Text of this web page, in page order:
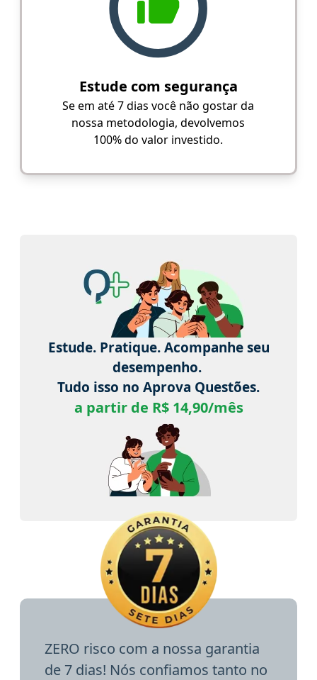
Estude com segurança
Se em até 7 dias você não gostar da
nossa metodologia, devolvemos
100% do valor investido.
Estude. Pratique. Acompanhe seu
desempenho.
Tudo isso no Aprova Questões.
a partir de R$ 14,90/mês
ZERO risco com a nossa garantia
de 7 dias! Nós confiamos tanto no